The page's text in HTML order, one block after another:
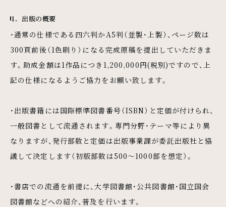
1．出版の概要
・通常の仕様である四六判かA5判（並製・上製）、ページ数は
300頁前後（1色刷り）になる完成原稿を提出していただきま
す。助成金額は1作品につき1,200,000円(税別)ですので、上
記の仕様になるようご協力をお願い致します。
・出版書籍には国際標準図書番号（ISBN）と定価が付けられ、
一般図書として流通されます。専門分野・テーマ等により異
なりますが、発行部数と定価は出版事業課が委託出版社と協
議して決定します（初版部数は500〜1000部を想定）。
・書店での流通を前提に、大学図書館・公共図書館・国立国会
図書館などへの紹介、普及を行います。